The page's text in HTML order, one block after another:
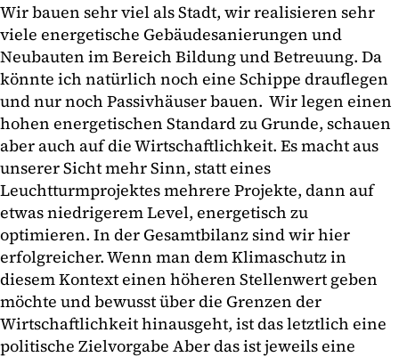
Wir bauen sehr viel als Stadt, wir realisieren sehr
viele energetische Gebäudesanierungen und
Neubauten im Bereich Bildung und Betreuung. Da
könnte ich natürlich noch eine Schippe drauflegen
und nur noch Passivhäuser bauen. Wir legen einen
hohen energetischen Standard zu Grunde, schauen
aber auch auf die Wirtschaftlichkeit. Es macht aus
unserer Sicht mehr Sinn, statt eines
Leuchtturmprojektes mehrere Projekte, dann auf
etwas niedrigerem Level, energetisch zu
optimieren. In der Gesamtbilanz sind wir hier
erfolgreicher. Wenn man dem Klimaschutz in
diesem Kontext einen höheren Stellenwert geben
möchte und bewusst über die Grenzen der
Wirtschaftlichkeit hinausgeht, ist das letztlich eine
politische Zielvorgabe Aber das ist jeweils eine